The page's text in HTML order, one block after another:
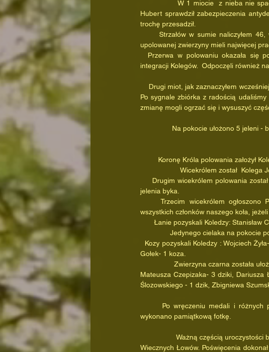
Hubert sprawdził zabezpieczenia
trochę przesadził.
      Strzałów w sumie naliczyłem 46, większość w 1 pędzeniu. Tutaj też Koledzy zajmujący się podejmowaniem
upolowanej zwierzyny mieli najwięcej
integracji Kolegów.  Odpoczęli również
Po sygnale zbiórka z radością
zmianę mogli ogrzać się i wysuszyć
Na pokocie ułożono 5
Koronę Króla polowania
Wicekrólem
jelenia byka.
     Trzecim wicekrólem ogłoszono Prezesa, Macieja Jaśkowskiego, który pozyskaniem byka uratował honor
wszystkich członków naszego koła,
Łanie pozyskali Koledzy:
Jedynego cielaka na
Gołek- 1 koza.
Zwierzyna czarna
Mateusza Czepizaka- 3 dziki, Dariusza
Ślozowskiego - 1 dzik, Zbigniewa
wykonano pamiątkową fotkę.
Wiecznych Łowów. Poświęcenia